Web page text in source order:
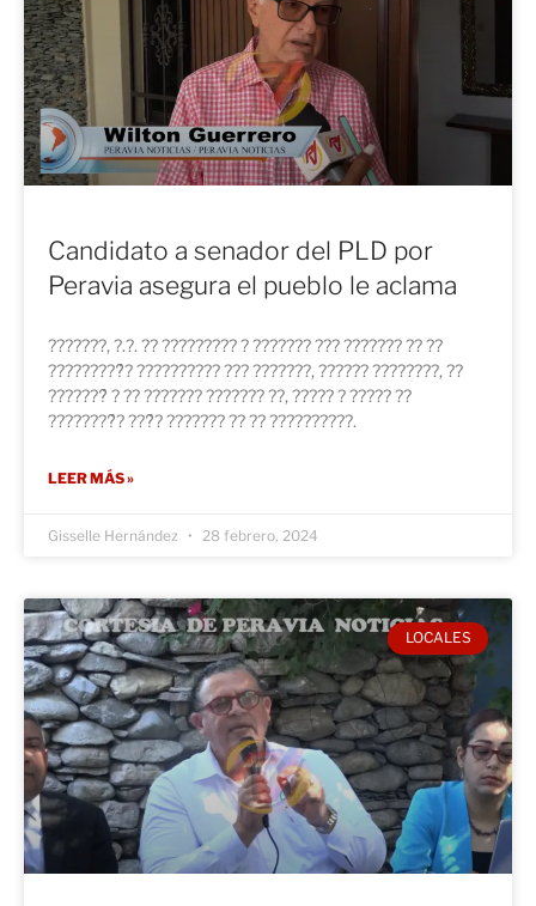
Candidato a senador del PLD por
Peravia asegura el pueblo le aclama
???????, ?.?. ?? ????????? ? ??????? ??? ??????? ?? ??
?????????́? ?????????? ??? ???????, ?????? ????????, ??
???????́ ? ?? ??????? ??????? ??, ????? ? ????? ??
????????́? ???́? ??????? ?? ?? ??????????.
LEER MÁS »
Gisselle Hernández 28 febrero, 2024
LOCALES